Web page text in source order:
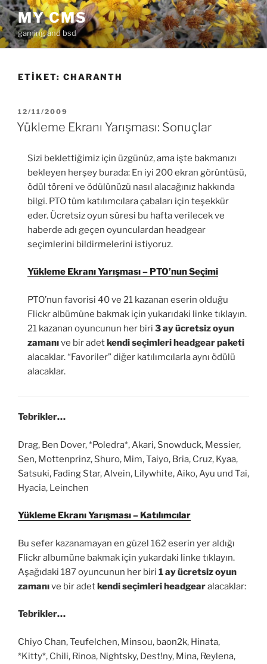
İçeriğe
geç MY CMS
gaming and bsd
ETIKET: CHARANTH
YAYIM
TARIHI
12/11/2009
Yükleme Ekranı Yarışması: Sonuçlar
Sizi beklettiğimiz için üzgünüz, ama işte bakmanızı
bekleyen herşey burada: En iyi 200 ekran görüntüsü,
ödül töreni ve ödülünüzü nasıl alacağınız hakkında
bilgi. PTO tüm katılımcılara çabaları için teşekkür
eder. Ücretsiz oyun süresi bu hafta verilecek ve
haberde adı geçen oyunculardan headgear
seçimlerini bildirmelerini istiyoruz.
Yükleme Ekranı Yarışması – PTO’nun Seçimi
PTO’nun favorisi 40 ve 21 kazanan eserin olduğu
Flickr albümüne bakmak için yukarıdaki linke tıklayın.
21 kazanan oyuncunun her biri 3 ay ücretsiz oyun
zamanıve bir adetkendi seçimleri headgear paketi
alacaklar. “Favoriler” diğer katılımcılarla aynı ödülü
alacaklar.
Tebrikler…
Drag, Ben Dover, *Poledra*, Akari, Snowduck, Messier,
Sen, Mottenprinz, Shuro, Mim, Taiyo, Bria, Cruz, Kyaa,
Satsuki, Fading Star, Alvein, Lilywhite, Aiko, Ayu und Tai,
Hyacia, Leinchen
Yükleme Ekranı Yarışması – Katılımcılar
Bu sefer kazanamayan en güzel 162 eserin yer aldığı
Flickr albumüne bakmak için yukardaki linke tıklayın.
Aşağıdaki 187 oyuncunun her biri 1 ay ücretsiz oyun
zamanıve bir adetkendi seçimleri headgearalacaklar:
Tebrikler…
Chiyo Chan, Teufelchen, Minsou, baon2k, Hinata,
*Kitty*, Chili, Rinoa, Nightsky, Dest!ny, Mina, Reylena,